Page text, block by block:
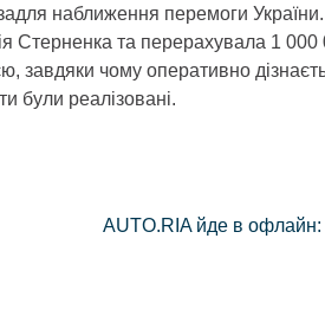
наближення перемоги
Стерненка та перерахувала 1 000
завдяки чому оперативно
були реалізовані.
AUTO.RIA йде в офлайн: